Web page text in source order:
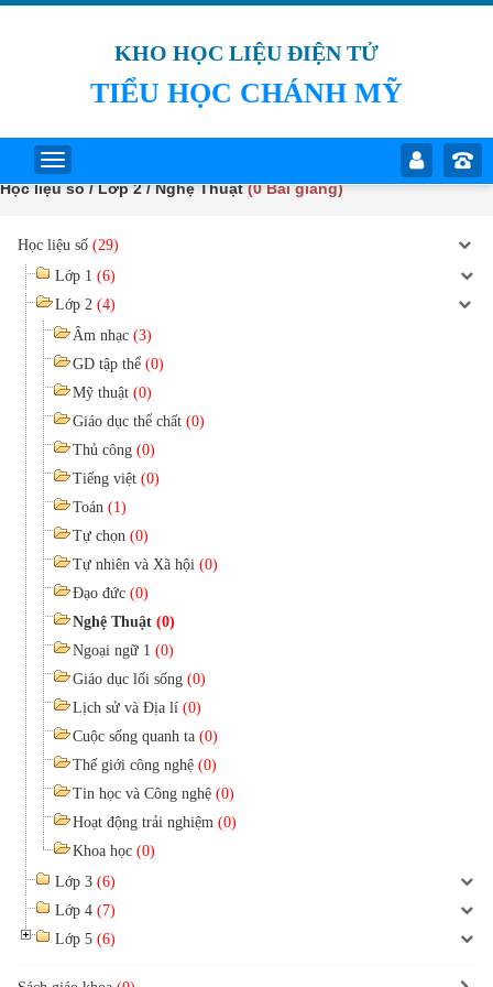
KHO HỌC LIỆU ĐIỆN TỬ
TIỂU HỌC CHÁNH MỸ
Học liệu số / Lớp 2 / Nghệ Thuật(0 Bài giảng)
Học liệu số (29)
Lớp 1 (6)
Lớp 2 (4)
Âm nhạc (3)
GD tập thể (0)
Mỹ thuật (0)
Giáo dục thể chất (0)
Thủ công (0)
Tiếng việt (0)
Toán (1)
Tự chọn (0)
Tự nhiên và Xã hội (0)
Đạo đức (0)
Nghệ Thuật (0)
Ngoại ngữ 1 (0)
Giáo dục lối sống (0)
Lịch sử và Địa lí (0)
Cuộc sống quanh ta (0)
Thế giới công nghệ (0)
Tin học và Công nghệ (0)
Hoạt động trải nghiệm (0)
Khoa học (0)
Lớp 3 (6)
Lớp 4 (7)
Lớp 5 (6)